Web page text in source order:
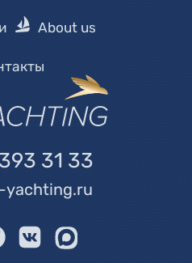
About us
31 33
yachting.ru